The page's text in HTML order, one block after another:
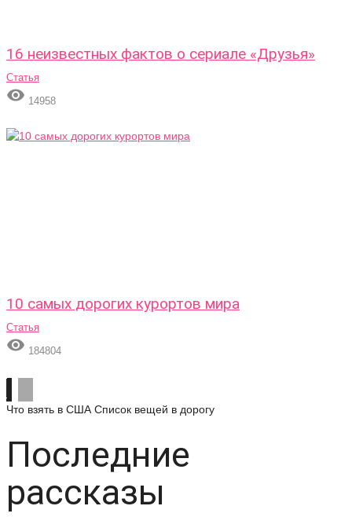
16 неизвестных фактов о сериале «Друзья»
Статья
 14958
10 самых дорогих курортов мира
Статья
 184804
Что взять в США Список вещей в дорогу
Последние
рассказы